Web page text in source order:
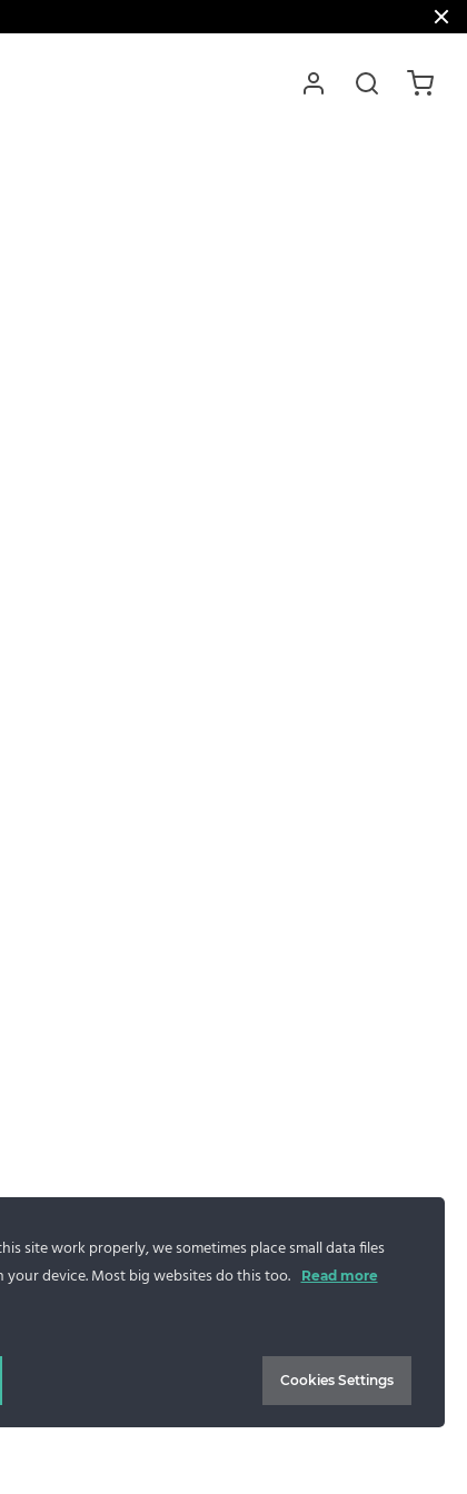
site work properly, we sometimes place small data files
your device. Most big websites do this too.
Read more
Cookies Settings